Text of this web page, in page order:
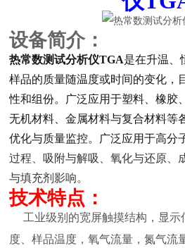
设备简介：
热常数测试分析仪TGA是在升温、
样品的质量随温度或时间的变化，
性和组份。广泛应用于塑料、橡胶
无机材料、金属材料与复合材料等
优化与质量监控。 广泛应用于高分
过程、吸附与解吸、氧化与还原、
与填充剂影响。
技术特点：
工业级别的宽屏触摸结构，显
度、样品温度，氧气流量，氮气流